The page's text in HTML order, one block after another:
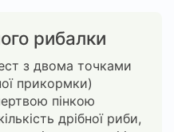
рибалки
з двома точками
прикормки)
пінкою
дрібної риби,